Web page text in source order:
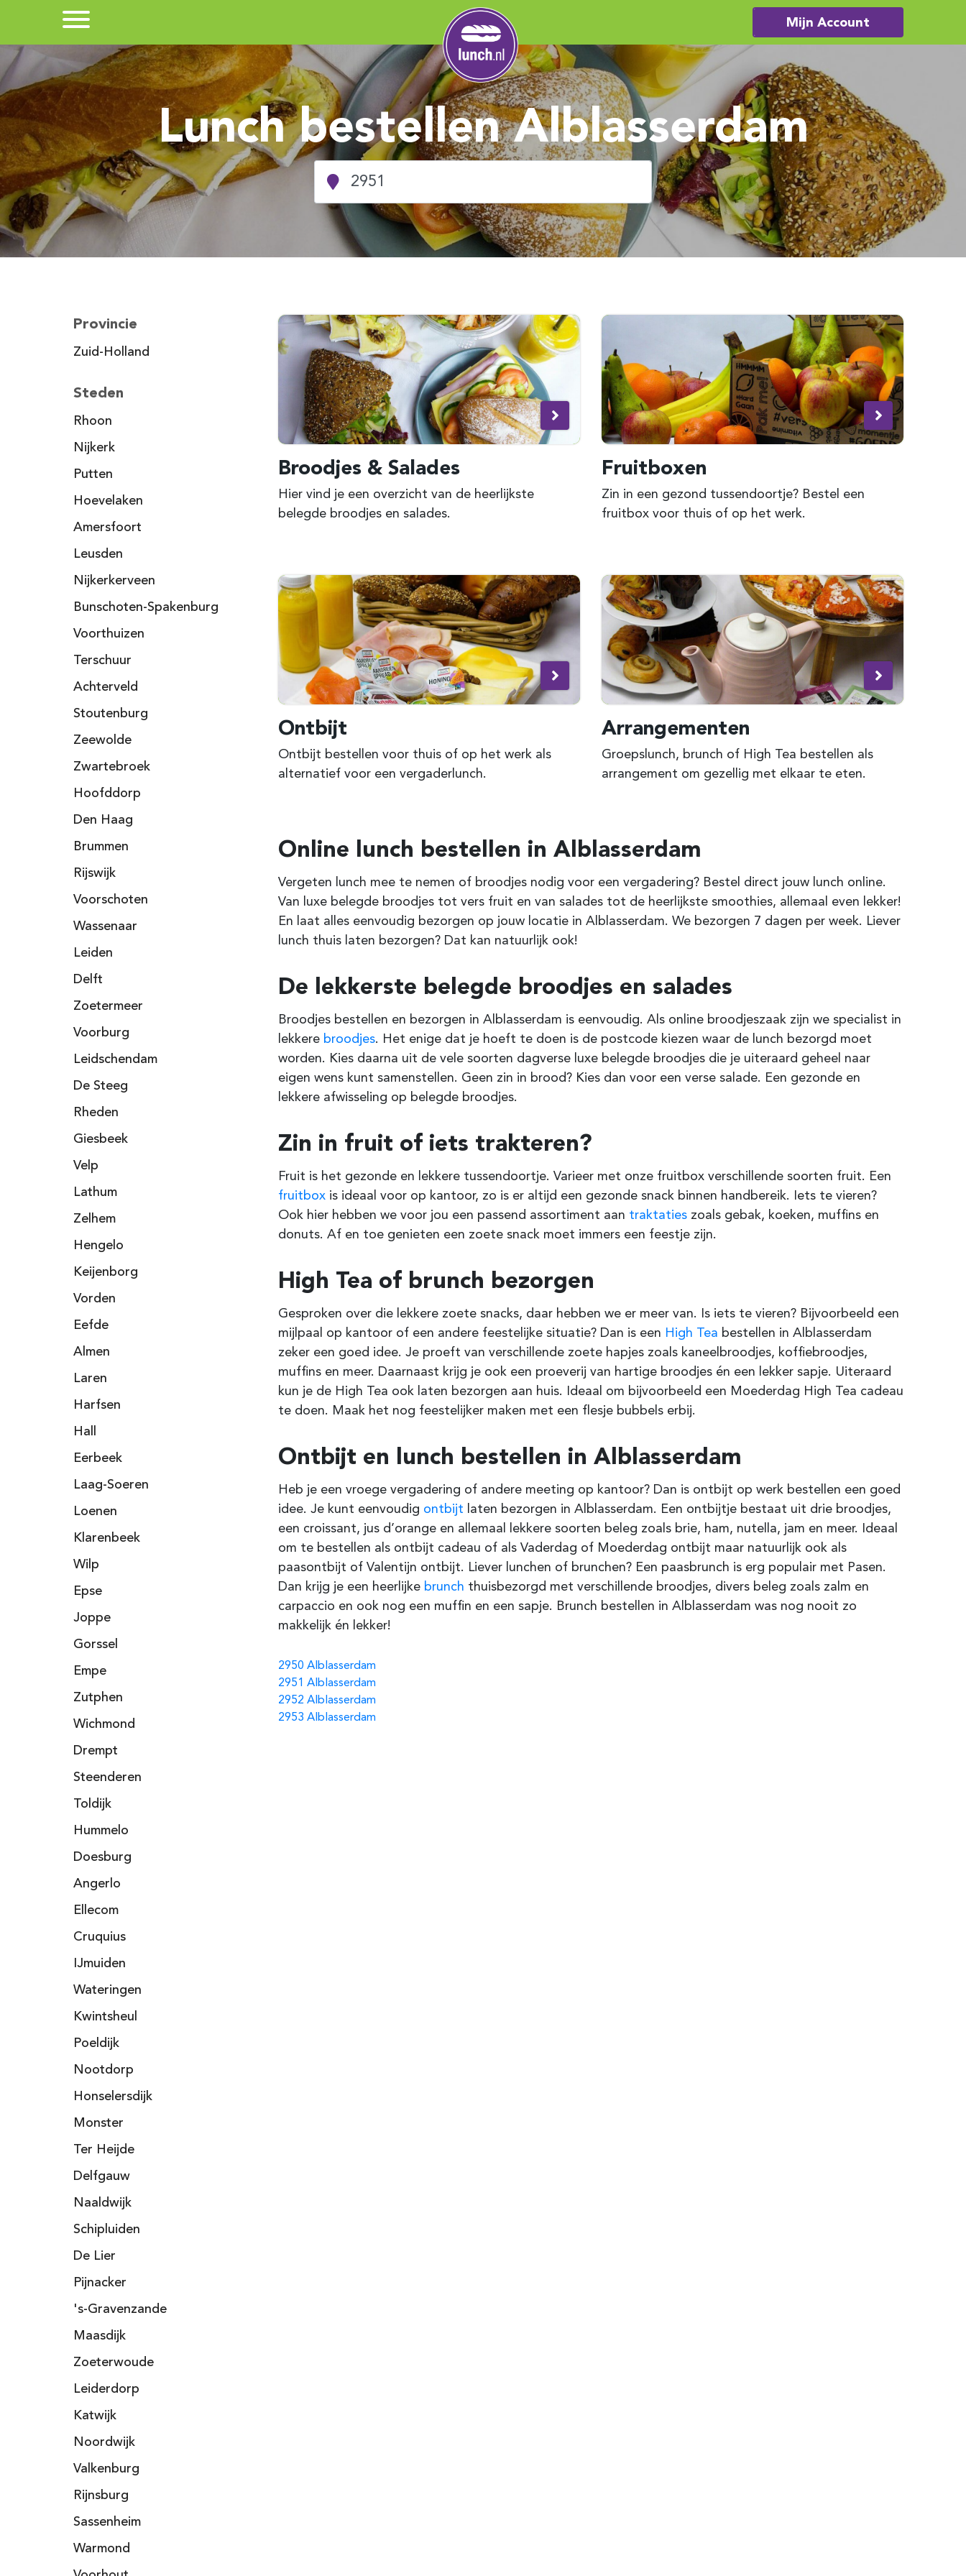
Mijn Account
Lunch bestellen Alblasserdam
Provincie
Zuid-Holland
Steden
Rhoon
Nijkerk
Putten
Hoevelaken
Amersfoort
Leusden
Nijkerkerveen
Bunschoten-Spakenburg
Voorthuizen
Terschuur
Achterveld
Stoutenburg
Zeewolde
Zwartebroek
Hoofddorp
Den Haag
Brummen
Rijswijk
Voorschoten
Wassenaar
Leiden
Delft
Zoetermeer
Voorburg
Leidschendam
De Steeg
Rheden
Giesbeek
Velp
Lathum
Zelhem
Hengelo
Keijenborg
Vorden
Eefde
Almen
Laren
Harfsen
Hall
Eerbeek
Laag-Soeren
Loenen
Klarenbeek
Wilp
Epse
Joppe
Gorssel
Empe
Zutphen
Wichmond
Drempt
Steenderen
Toldijk
Hummelo
Doesburg
Angerlo
Ellecom
Cruquius
IJmuiden
Wateringen
Kwintsheul
Poeldijk
Nootdorp
Honselersdijk
Monster
Ter Heijde
Delfgauw
Naaldwijk
Schipluiden
De Lier
Pijnacker
's-Gravenzande
Maasdijk
Zoeterwoude
Leiderdorp
Katwijk
Noordwijk
Valkenburg
Rijnsburg
Sassenheim
Warmond
Broodjes & Salades
Hier vind je een overzicht van de heerlijkste
belegde broodjes en salades.
Fruitboxen
Zin in een gezond tussendoortje? Bestel een
fruitbox voor thuis of op het werk.
Ontbijt
Ontbijt bestellen voor thuis of op het werk als
alternatief voor een vergaderlunch.
Arrangementen
Groepslunch, brunch of High Tea bestellen als
arrangement om gezellig met elkaar te eten.
Online lunch bestellen in Alblasserdam
Vergeten lunch mee te nemen of broodjes nodig voor een vergadering? Bestel direct jouw lunch online.
Van luxe belegde broodjes tot vers fruit en van salades tot de heerlijkste smoothies, allemaal even lekker!
En laat alles eenvoudig bezorgen op jouw locatie in Alblasserdam. We bezorgen 7 dagen per week. Liever
lunch thuis laten bezorgen? Dat kan natuurlijk ook!
De lekkerste belegde broodjes en salades
Broodjes bestellen en bezorgen in Alblasserdam is eenvoudig. Als online broodjeszaak zijn we specialist in
lekkere broodjes. Het enige dat je hoeft te doen is de postcode kiezen waar de lunch bezorgd moet
worden. Kies daarna uit de vele soorten dagverse luxe belegde broodjes die je uiteraard geheel naar
eigen wens kunt samenstellen. Geen zin in brood? Kies dan voor een verse salade. Een gezonde en
lekkere afwisseling op belegde broodjes.
Zin in fruit of iets trakteren?
Fruit is het gezonde en lekkere tussendoortje. Varieer met onze fruitbox verschillende soorten fruit. Een
fruitbox is ideaal voor op kantoor, zo is er altijd een gezonde snack binnen handbereik. Iets te vieren?
Ook hier hebben we voor jou een passend assortiment aan traktaties zoals gebak, koeken, muffins en
donuts. Af en toe genieten een zoete snack moet immers een feestje zijn.
High Tea of brunch bezorgen
Gesproken over die lekkere zoete snacks, daar hebben we er meer van. Is iets te vieren? Bijvoorbeeld een
mijlpaal op kantoor of een andere feestelijke situatie? Dan is een High Tea bestellen in Alblasserdam
zeker een goed idee. Je proeft van verschillende zoete hapjes zoals kaneelbroodjes, koffiebroodjes,
muffins en meer. Daarnaast krijg je ook een proeverij van hartige broodjes én een lekker sapje. Uiteraard
kun je de High Tea ook laten bezorgen aan huis.
Ideaal om bijvoorbeeld een Moederdag High Tea cadeau
te doen. Maak het nog feestelijker maken met een flesje bubbels erbij.
Ontbijt en lunch bestellen in Alblasserdam
Heb je een vroege vergadering of andere meeting op kantoor? Dan is ontbijt op werk bestellen een goed
idee. Je kunt eenvoudig ontbijt laten bezorgen in Alblasserdam. Een ontbijtje bestaat uit drie broodjes,
een croissant, jus d’orange en allemaal lekkere soorten beleg zoals brie, ham, nutella, jam en meer.
Ideaal
om te bestellen als ontbijt cadeau of als Vaderdag of Moederdag ontbijt maar natuurlijk ook als
paasontbijt of Valentijn ontbijt. Liever lunchen of brunchen? Een paasbrunch is erg populair met Pasen.
Dan krijg je een heerlijke brunch thuisbezorgd met verschillende broodjes, divers beleg zoals zalm en
carpaccio en ook nog een muffin en een sapje. Brunch bestellen in Alblasserdam was nog nooit zo
makkelijk én lekker!
2950 Alblasserdam
2951 Alblasserdam
2952 Alblasserdam
2953 Alblasserdam